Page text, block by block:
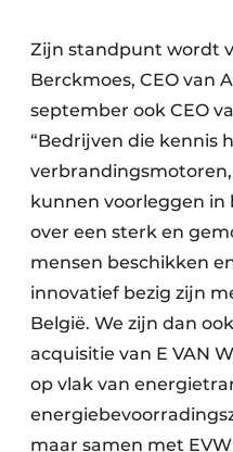
Zijn standpunt wordt
Berckmoes, CEO van
september ook CEO
“Bedrijven die kennis
kunnen voorleggen
over een sterk en
mensen beschikken
innovatief bezig zijn
België. We zijn dan
acquisitie van E VAN
op vlak van
maar samen met